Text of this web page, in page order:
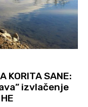
KORITA SANE:
izvlačenje